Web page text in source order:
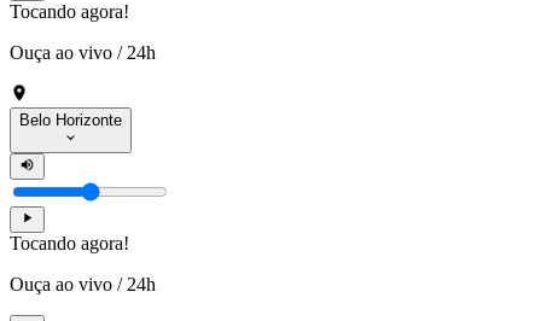
Tocando agora!
Ouça ao vivo / 24h
Belo Horizonte
Tocando agora!
Ouça ao vivo / 24h